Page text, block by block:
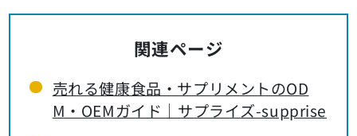
関連ページ
売れる健康食品・サプリメントのOD
M・OEMガイド｜サプライズ-supprise